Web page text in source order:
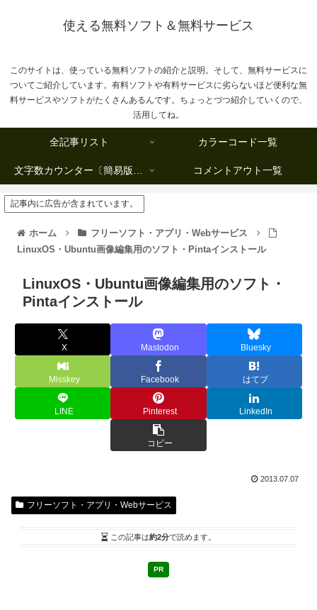
使える無料ソフト＆無料サービス
このサイトは、使っている無料ソフトの紹介と説明。そして、無料サービスに
ついてご紹介しています。有料ソフトや有料サービスに劣らないほど便利な無
料サービスやソフトがたくさんあるんです。ちょっとづつ紹介していくので、
活用してね。
全記事リスト カラーコード一覧
文字数カウンター〔簡易版複数行タイプ〕 コメントアウト一覧
記事内に広告が含まれています。
ホーム
フリーソフト・アプリ・Webサービス
LinuxOS・Ubuntu画像編集用のソフト・Pintaインストール
LinuxOS・Ubuntu画像編集用のソフト・
Pintaインストール
X Mastodon Bluesky
Misskey Facebook はてブ
LINE Pinterest LinkedIn
コピー
2013.07.07
フリーソフト・アプリ・Webサービス
この記事は約2分で読めます。
PR